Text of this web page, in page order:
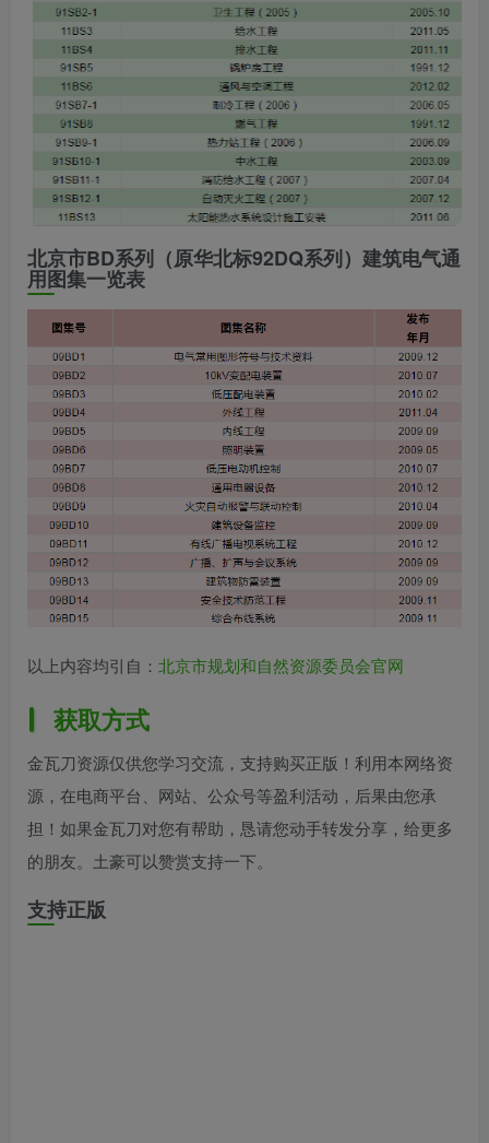
北京市BD系列（原华北标92DQ系列）建筑电气通
用图集一览表
以上内容均引自： 北京市规划和自然资源委员会官网
获取方式
金瓦刀资源仅供您学习交流，支持购买正版！利用本网络资
源，在电商平台、网站、公众号等盈利活动，后果由您承
担！如果金瓦刀对您有帮助，恳请您动手转发分享，给更多
的朋友。土豪可以赞赏支持一下。
支持正版